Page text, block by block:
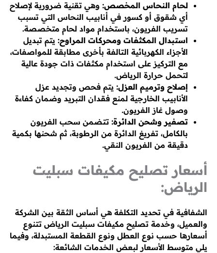
لحام النحاس المخصص: وهي تقنية ضرورية لإصلاح
أي شقوق أو كسور في أنابيب النحاس التي تسبب
تسريب الفريون، باستخدام مواد لحام متخصصة.
استبدال المكثفات ومحركات المراوح: يتم تبديل
الأجزاء الكهربائية التالفة بأخرى مطابقة للمواصفات،
مع التركيز على استخدام مكثفات ذات جودة عالية
لتحمل حرارة الرياض.
إصلاح وترميم العزل: يتم فحص وتجديد عزل
الأنابيب الخارجية لمنع فقدان التبريد وضمان كفاءة
وصول غاز الفريون.
تصفير وشحن الدائرة: تتضمن سحب الفريون
بالكامل، تفريغ الدائرة من الرطوبة، ثم شحنها بكمية
دقيقة من الفريون النقي.
أسعار تصليح مكيفات سبليت
الرياض:
الشفافية في تحديد التكلفة هي أساس الثقة بين الشركة
والعميل، وخدمة تصليح مكيفات سبليت الرياض تتنوع
أسعارها حسب نوع العطل ونوع القطعة المستبدلة، وفيما
يلي متوسط الأسعار لبعض الخدمات الشائعة: